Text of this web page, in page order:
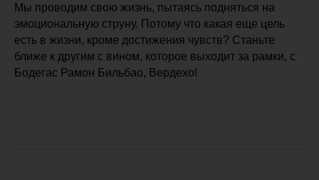
Мы проводим свою жизнь, пытаясь подняться на
эмоциональную струну. Потому что какая еще цель
есть в жизни, кроме достижения чувств? Станьте
ближе к другим с вином, которое выходит за рамки, с
Бодегас Рамон Бильбао, Вердехо!